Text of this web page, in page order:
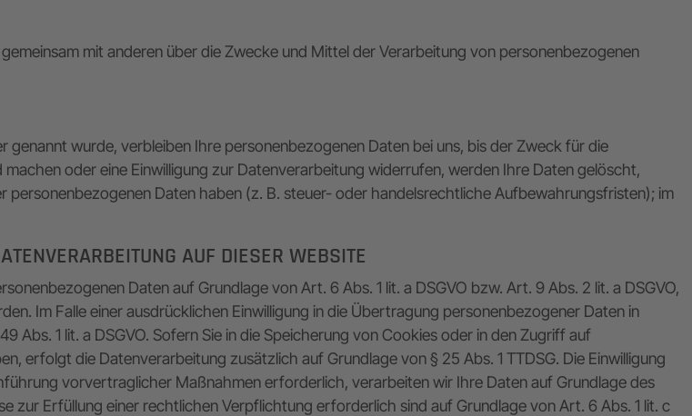
mit anderen über die Zwecke und Mittel der Verarbeitung von personenbezogenen
wurde, verbleiben Ihre personenbezogenen Daten bei uns, bis der Zweck für die
oder eine Einwilligung zur Datenverarbeitung widerrufen, werden Ihre Daten gelöscht,
Daten haben (z. B. steuer- oder handelsrechtliche Aufbewahrungsfristen); im
AUF DIESER WEBSITE
Daten auf Grundlage von Art. 6 Abs. 1 lit. a DSGVO bzw. Art. 9 Abs. 2 lit. a DSGVO,
Im Falle einer ausdrücklichen Einwilligung in die Übertragung personenbezogener Daten in
1 lit. a DSGVO. Sofern Sie in die Speicherung von Cookies oder in den Zugriff auf
erfolgt die Datenverarbeitung zusätzlich auf Grundlage von § 25 Abs. 1 TTDSG. Die Einwilligung
vorvertraglicher Maßnahmen erforderlich, verarbeiten wir Ihre Daten auf Grundlage des
zur Erfüllung einer rechtlichen Verpflichtung erforderlich sind auf Grundlage von Art. 6 Abs. 1 lit. c